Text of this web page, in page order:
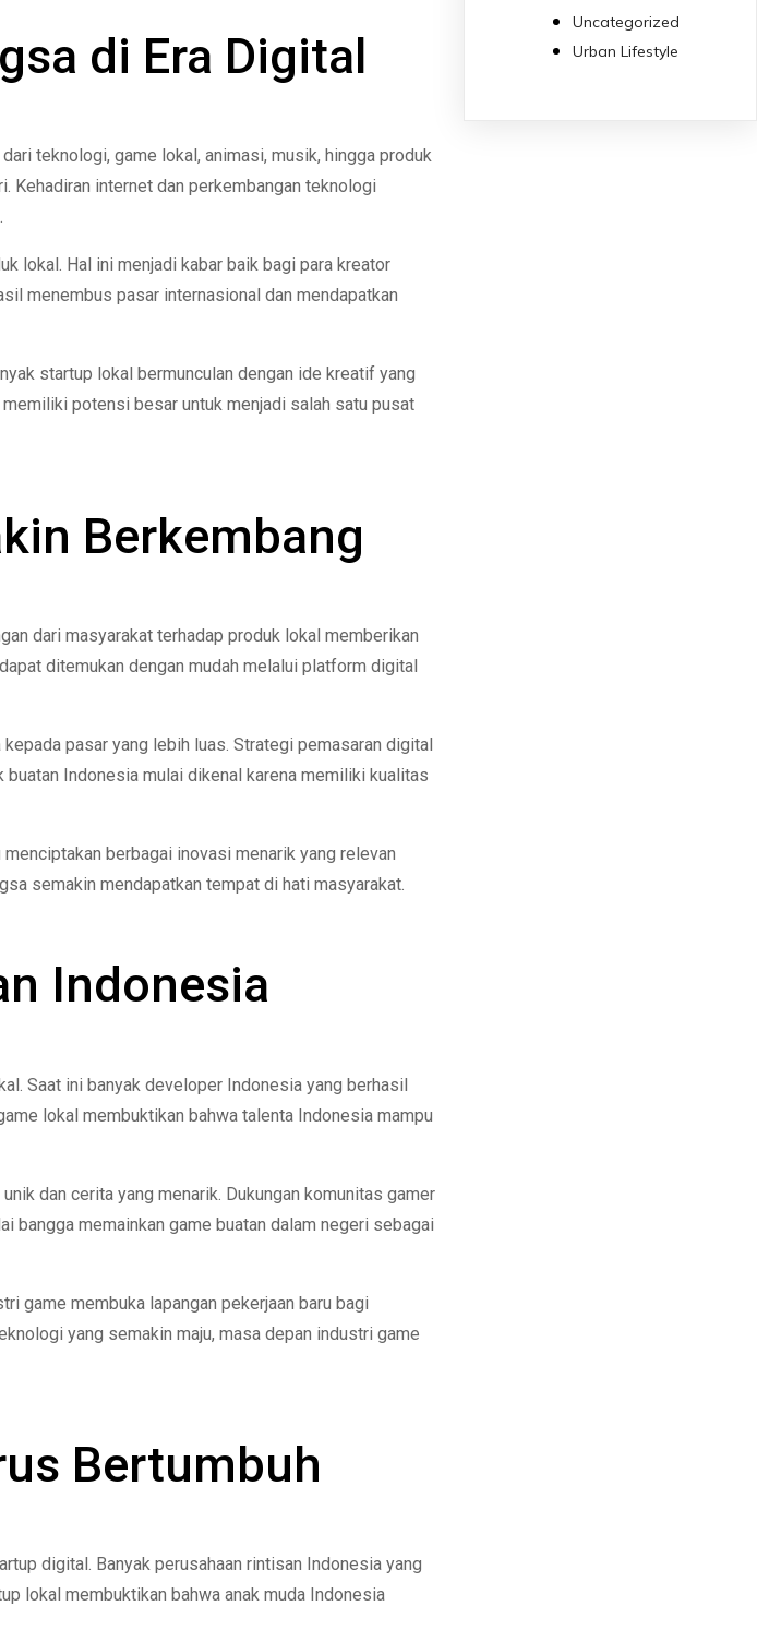
di Era Digital
teknologi, game lokal, animasi, musik, hingga produk
Kehadiran internet dan perkembangan teknologi
lokal. Hal ini menjadi kabar baik bagi para kreator
menembus pasar internasional dan mendapatkan
startup lokal bermunculan dengan ide kreatif yang
potensi besar untuk menjadi salah satu pusat
Berkembang
dari masyarakat terhadap produk lokal memberikan
ditemukan dengan mudah melalui platform digital
pasar yang lebih luas. Strategi pemasaran digital
Indonesia mulai dikenal karena memiliki kualitas
berbagai inovasi menarik yang relevan
semakin mendapatkan tempat di hati masyarakat.
Indonesia
Saat ini banyak developer Indonesia yang berhasil
lokal membuktikan bahwa talenta Indonesia mampu
dan cerita yang menarik. Dukungan komunitas gamer
bangga memainkan game buatan dalam negeri sebagai
game membuka lapangan pekerjaan baru bagi
yang semakin maju, masa depan industri game
Bertumbuh
digital. Banyak perusahaan rintisan Indonesia yang
lokal membuktikan bahwa anak muda Indonesia
Uncategorized
Urban Lifestyle